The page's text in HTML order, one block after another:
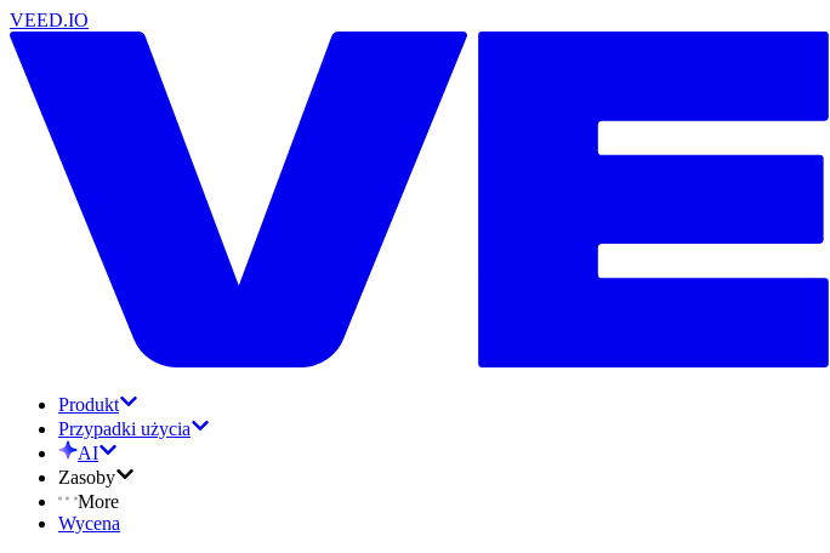
VEED.IO
Produkt
Przypadki użycia
AI
Zasoby
More
Wycena